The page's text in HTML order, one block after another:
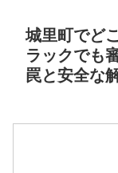
城里町でど
ラックでも
罠と安全な